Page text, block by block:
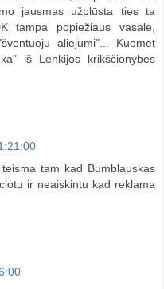
jausmas užplūsta ties ta
tampa popiežiaus vasale,
aliejumi"... Kuomet
iš Lenkijos krikščionybės
tam kad Bumblauskas
ir neaiskintu kad reklama